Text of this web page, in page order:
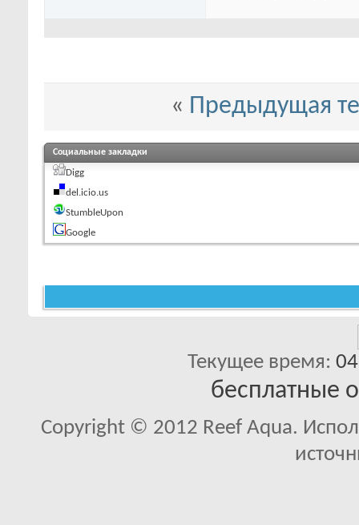
« Предыдущая
Социальные закладки
Digg
del.icio.us
StumbleUpon
Google
Текущее время:
бесплатные
Copyright © 2012 Reef Aqua.